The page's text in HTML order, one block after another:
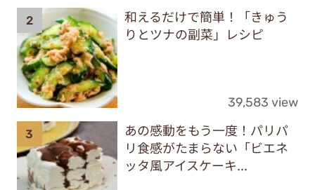
和えるだけで簡単！「きゅう
りとツナの副菜」レシピ
39,583 view
あの感動をもう一度！パリパ
リ食感がたまらない「ビエネ
ッタ風アイスケーキ...